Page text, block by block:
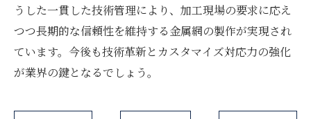
うした一貫した技術管理により、加工現場の要求に応え
つつ長期的な信頼性を維持する金属網の製作が実現され
ています。今後も技術革新とカスタマイズ対応力の強化
が業界の鍵となるでしょう。